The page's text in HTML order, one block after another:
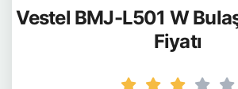
Vestel BMJ-L501 W
Fiyatı